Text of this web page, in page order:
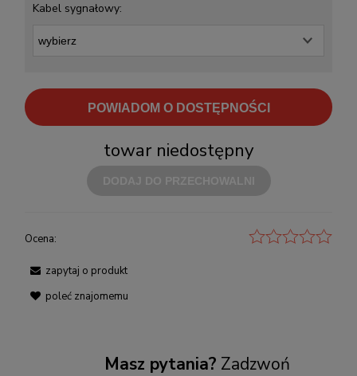
Kabel sygnałowy:
POWIADOM O DOSTĘPNOŚCI
towar niedostępny
Ocena:
zapytaj o produkt
poleć znajomemu
Masz pytania? Zadzwoń